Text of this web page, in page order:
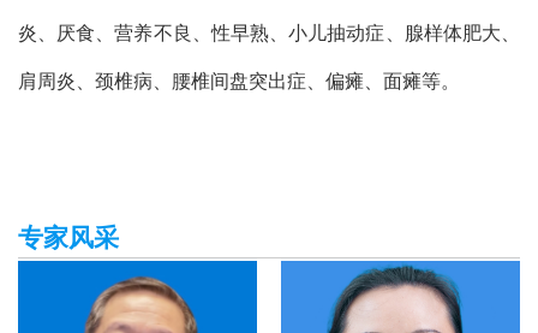
炎、厌食、营养不良、性早熟、小儿抽动症、腺样体肥大、
肩周炎、颈椎病、腰椎间盘突出症、偏瘫、面瘫等。
专家风采